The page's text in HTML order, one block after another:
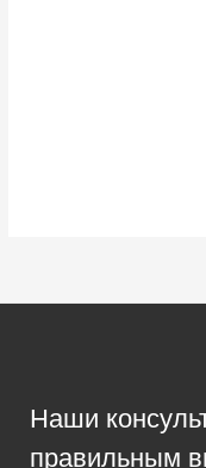
Наши
правильным